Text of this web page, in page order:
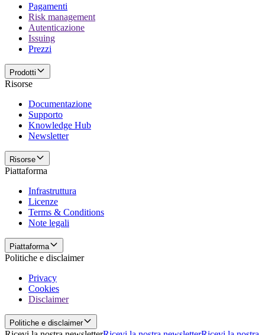
Pagamenti
Risk management
Autenticazione
Issuing
Prezzi
Prodotti
Risorse
Documentazione
Supporto
Knowledge Hub
Newsletter
Risorse
Piattaforma
Infrastruttura
Licenze
Terms & Conditions
Note legali
Piattaforma
Politiche e disclaimer
Privacy
Cookies
Disclaimer
Politiche e disclaimer